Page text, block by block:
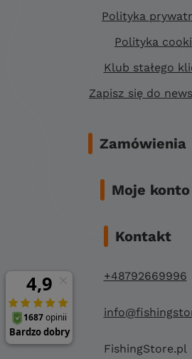
Polityka
Polityka
Klub stałego
Zapisz się do
Zamówienia
Moje konto
Kontakt
+48792669996
FishingStore.pl